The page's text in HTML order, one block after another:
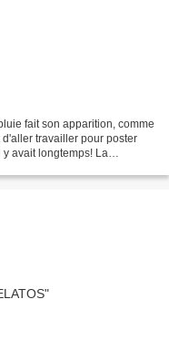
fait son apparition, comme
travailler pour poster
avait longtemps! La